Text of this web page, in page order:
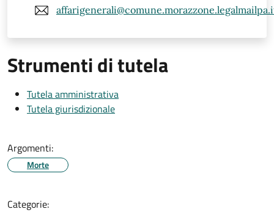
Strumenti di tutela
Tutela amministrativa
Tutela giurisdizionale
Argomenti:
Morte
Categorie: